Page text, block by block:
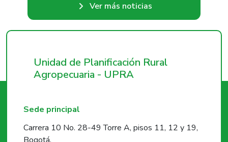
Ver más noticias
Unidad de Planificación Rural
Agropecuaria - UPRA
Sede principal
Carrera 10 No. 28-49 Torre A, pisos 11, 12 y 19,